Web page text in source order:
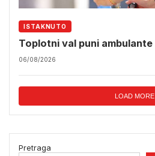
ISTAKNUTO
Toplotni val puni ambulante
06/08/2026
LOAD MORE
Pretraga